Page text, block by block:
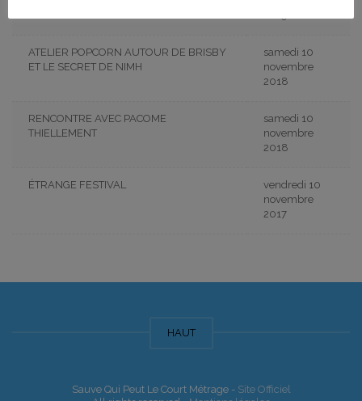
ATELIER POPCORN AUTOUR DE BRISBY
ET LE SECRET DE NIMH
samedi 10
novembre
2018
RENCONTRE AVEC PACOME
THIELLEMENT
samedi 10
novembre
2018
ÉTRANGE FESTIVAL
vendredi 10
novembre
2017
HAUT
Sauve Qui Peut Le Court Métrage - Site Officiel